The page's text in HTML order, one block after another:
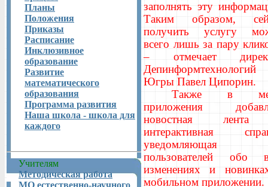
Планы
Положения
Приказы
Расписание
Инклюзивное
образование
Развитие
математического
образования
Программа развития
Наша школа - школа для
каждого
Учителям
Методическая работа
МО естественно-научного
заполнять эту
Таким образом,
получить услугу
всего лишь за пару
– отмечает
Депинформтехнологий
Югры Павел Ципорин.
Также в
приложения
новостная
интерактивная
уведомляющая
пользователей обо
изменениях и
мобильном приложении.